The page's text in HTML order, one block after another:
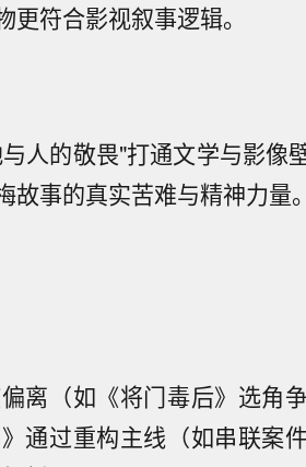
符合影视叙事逻辑。
人的敬畏"打通文学与影像
事的真实苦难与精神力量。
离（如《将门毒后》选角
通过重构主线（如串联案